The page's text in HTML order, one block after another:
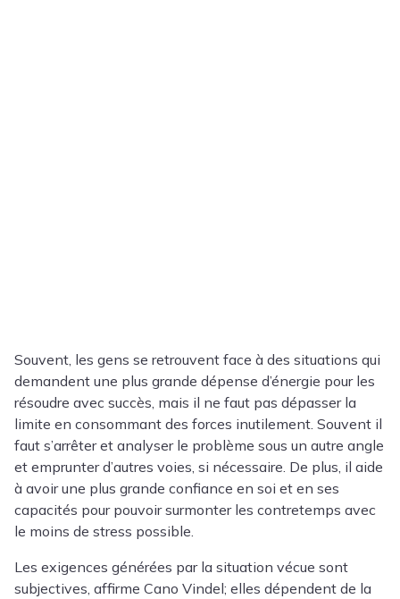
Souvent, les gens se retrouvent face à des situations qui
demandent une plus grande dépense d’énergie pour les
résoudre avec succès, mais il ne faut pas dépasser la
limite en consommant des forces inutilement. Souvent il
faut s’arrêter et analyser le problème sous un autre angle
et emprunter d’autres voies, si nécessaire. De plus, il aide
à avoir une plus grande confiance en soi et en ses
capacités pour pouvoir surmonter les contretemps avec
le moins de stress possible.
Les exigences générées par la situation vécue sont
subjectives, affirme Cano Vindel; elles dépendent de la